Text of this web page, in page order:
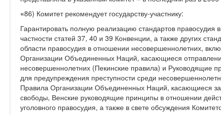
«86) Комитет рекомендует государству-участнику:
Гарантировать полную реализацию стандартов
частности статей 37, 40 и 39 Конвенции, а также других
области правосудия в отношении несовершеннолетних,
Организации Объединенных Наций, касающиеся
несовершеннолетних (Пекинские правила) и Руководящие
для предупреждения преступности среди
Правила Организации Объединенных Наций, касающиеся
свободы, Венские руководящие принципы в отношении
уголовного правосудия, а также в свете обсуждения